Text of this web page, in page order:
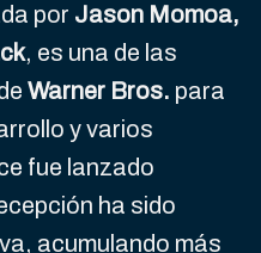
por Jason Momoa,
, es una de las
Warner Bros. para
y varios
fue lanzado
ha sido
acumulando más